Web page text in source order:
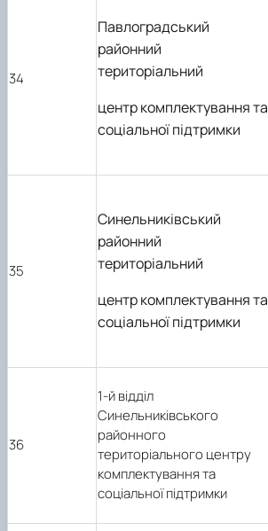
34
Павлоградський
районний
територіальний
центр комплектування та
соціальної підтримки
35
Синельниківський
районний
територіальний
центр комплектування та
соціальної підтримки
36
1-й відділ
Синельниківського
районного
територіального центру
комплектування та
соціальної підтримки